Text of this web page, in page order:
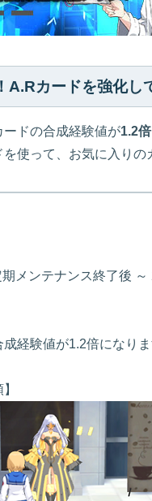
A.Rカードを強化し
ドの合成経験値が1.2倍
使って、お気に入り
メンテナンス終了後
経験値が1.2倍になり